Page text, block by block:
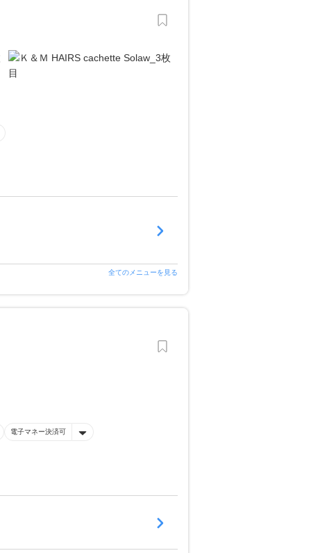
全てのメニューを見る
電子マネー決済可